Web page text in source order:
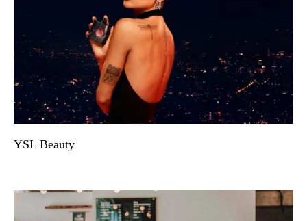
YSL Beauty